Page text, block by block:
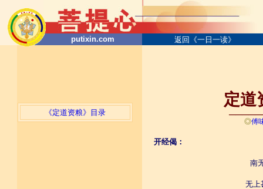
putixin.com 返回《一日一读》
《定道资粮》目录
定道
◎傅
开经偈：
南
无上